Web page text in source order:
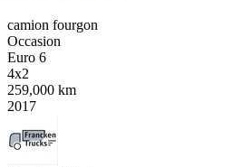
camion fourgon
Occasion
Euro 6
4x2
259,000 km
2017